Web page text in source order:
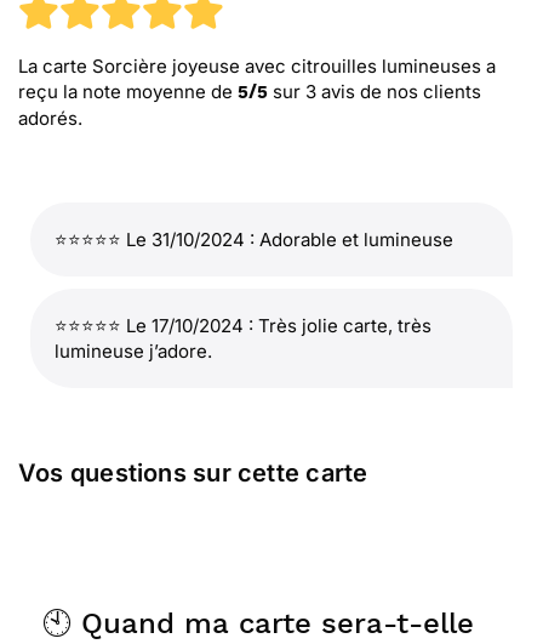
La carte Sorcière joyeuse avec citrouilles lumineuses a
reçu la note moyenne de 5/5 sur 3 avis de nos clients
adorés.
⭐⭐⭐⭐⭐ Le 31/10/2024 : Adorable et lumineuse
⭐⭐⭐⭐⭐ Le 17/10/2024 : Très jolie carte, très
lumineuse j’adore.
Vos questions sur cette carte
🕙 Quand ma carte sera-t-elle